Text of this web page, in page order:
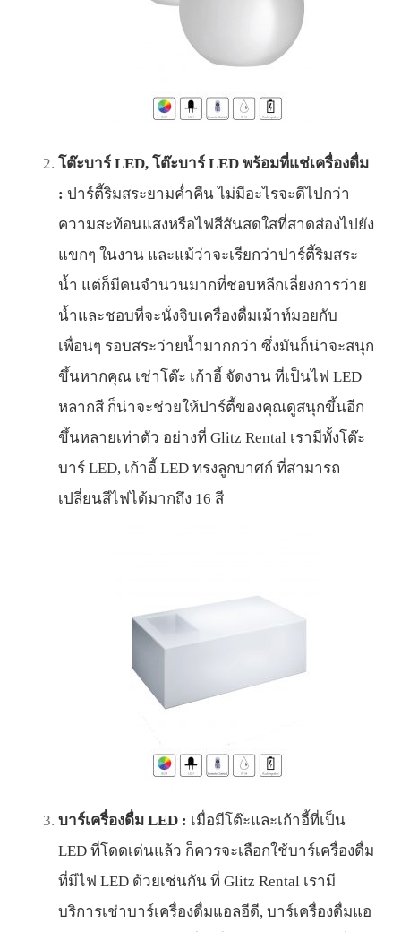
โต๊ะบาร์ LED, โต๊ะบาร์ LED พร้อมที่แช่เครื่องดื่ม
: ปาร์ตี้ริมสระยามค่ำคืน ไม่มีอะไรจะดีไปกว่า
ความสะท้อนแสงหรือไฟสีสันสดใสที่สาดส่องไปยัง
แขกๆ ในงาน และแม้ว่าจะเรียกว่าปาร์ตี้ริมสระ
น้ำ แต่ก็มีคนจำนวนมากที่ชอบหลีกเลี่ยงการว่าย
น้ำและชอบที่จะนั่งจิบเครื่องดื่มเม้าท์มอยกับ
เพื่อนๆ รอบสระว่ายน้ำมากกว่า ซึ่งมันก็น่าจะสนุก
ขึ้นหากคุณ เช่าโต๊ะ เก้าอี้ จัดงาน ที่เป็นไฟ LED
หลากสี ก็น่าจะช่วยให้ปาร์ตี้ของคุณดูสนุกขึ้นอีก
ขึ้นหลายเท่าตัว อย่างที่ Glitz Rental เรามีทั้งโต๊ะ
บาร์ LED, เก้าอี้ LED ทรงลูกบาศก์ ที่สามารถ
เปลี่ยนสีไฟได้มากถึง 16 สี
บาร์เครื่องดื่ม LED : เมื่อมีโต๊ะและเก้าอี้ที่เป็น
LED ที่โดดเด่นแล้ว ก็ควรจะเลือกใช้บาร์เครื่องดื่ม
ที่มีไฟ LED ด้วยเช่นกัน ที่ Glitz Rental เรามี
บริการเช่าบาร์เครื่องดื่มแอลอีดี, บาร์เครื่องดื่มแอ